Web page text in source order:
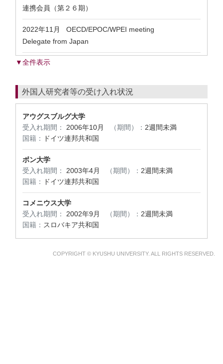
連携会員（第２６期）
2022年11月
OECD/EPOC/WPEI meeting
Delegate from Japan
▼全件表示
外国人研究者等の受け入れ状況
アウグスブルグ大学
受入れ期間：
2006年10月 （期間）： 2週間未満
国籍：
ドイツ連邦共和国
ボン大学
受入れ期間：
2003年4月 （期間）： 2週間未満
国籍：
ドイツ連邦共和国
コメニウス大学
受入れ期間：
2002年9月 （期間）： 2週間未満
国籍： スロバキア共和国
COPYRIGHT © KYUSHU UNIVERSITY. ALL RIGHTS RESERVED.